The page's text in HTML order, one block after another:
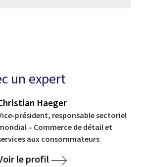
un expert
Haeger
président, responsable sectoriel
– Commerce de détail et
aux consommateurs
le profil